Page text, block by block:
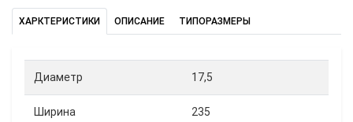
ХАРКТЕРИСТИКИ ОПИСАНИЕ ТИПОРАЗМЕРЫ
Диаметр 17,5
Ширина 235